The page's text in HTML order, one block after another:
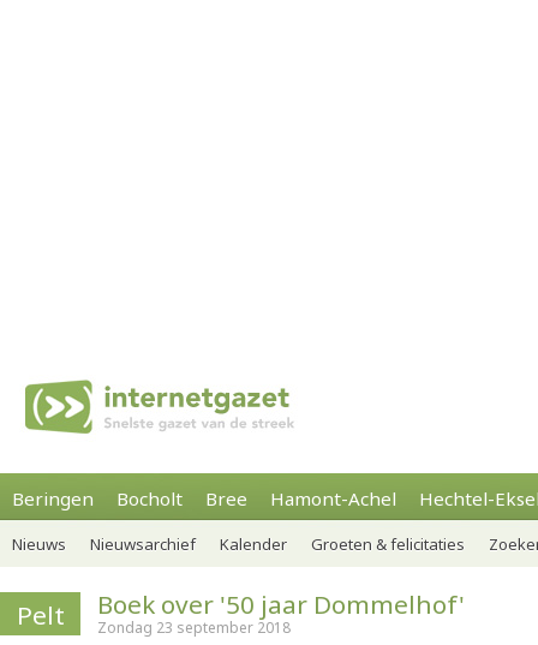
Beringen Bocholt Bree Hamont-Achel Hechtel-
Nieuws Nieuwsarchief Kalender Groeten & felicitaties
Pelt Boek over '50 jaar Dommelhof'
Zondag 23 september 2018